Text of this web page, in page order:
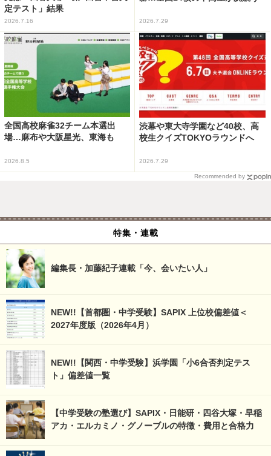
定テスト」結果
2026.7.16 2026.7.29
全国高校麻雀32チーム本選出
場…麻布や大阪星光、東海も
2026.8.5
渋幕や東大寺学園など40校、高
校生クイズTOKYOラウンドへ
2026.7.29
Recommended by
特集・連載
編集長・加藤紀子連載「今、会いたい人」
NEW!!【首都圏・中学受験】SAPIX 上位校偏差値＜
2027年度版（2026年4月）
NEW!!【関西・中学受験】浜学園「小6合否判定テス
ト」偏差値一覧
【中学受験の塾選び】SAPIX・日能研・四谷大塚・早稲
アカ・エルカミノ・グノーブルの特徴・費用と合格力